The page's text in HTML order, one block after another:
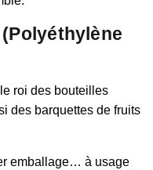
(Polyéthylène
le roi des bouteilles
des barquettes de fruits
emballage… à usage